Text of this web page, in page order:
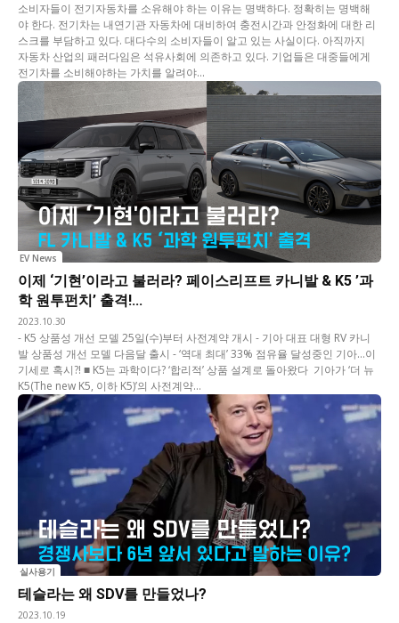
소비자들이 전기자동차를 소유해야 하는 이유는 명백하다. 정확히는 명백해
야 한다. 전기차는 내연기관 자동차에 대비하여 충전시간과 안정화에 대한 리
스크를 부담하고 있다. 대다수의 소비자들이 알고 있는 사실이다. 아직까지
자동차 산업의 패러다임은 석유사회에 의존하고 있다. 기업들은 대중들에게
전기차를 소비해야하는 가치를 알려야...
EV News
이제 ‘기현’이라고 불러라? 페이스리프트 카니발 & K5 ’과
학 원투펀치’ 출격!...
2023.10.30
- K5 상품성 개선 모델 25일(수)부터 사전계약 개시 - 기아 대표 대형 RV 카니
발 상품성 개선 모델 다음달 출시 - ‘역대 최대’ 33% 점유율 달성중인 기아…이
기세로 혹시?! ■ K5는 과학이다? ‘합리적’ 상품 설계로 돌아왔다 기아가 ‘더 뉴
K5(The new K5, 이하 K5)’의 사전계약...
실사용기
테슬라는 왜 SDV를 만들었나?
2023.10.19